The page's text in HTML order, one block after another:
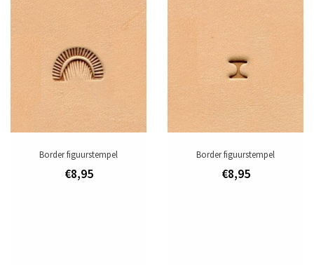
figuurstempel
Ivan Leathercraft
Toevoegen om te vergelijken
Afdrukken
Border figuurstempel
€8,95
Border figuurstempel
€8,95